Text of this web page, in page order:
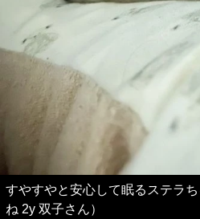
すやすやと安心して眠るステラ
ね 2y 双子さん）